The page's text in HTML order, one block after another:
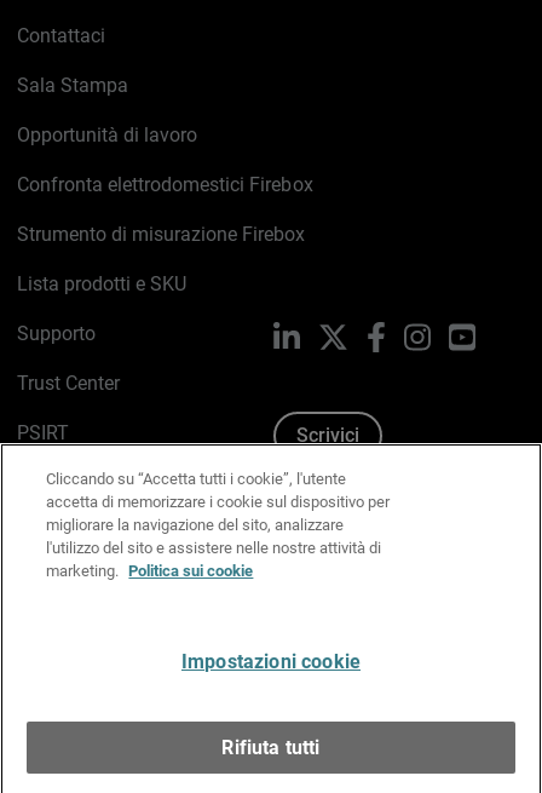
Contattaci
Sala Stampa
Opportunità di lavoro
Confronta elettrodomestici Firebox
Strumento di misurazione Firebox
Lista prodotti e SKU
Supporto
Trust Center
PSIRT
Politica sui cookie
Informativa sulla privacy
Kit Media & Brand
LinkedIn FacebookInstagram
Scrivici
Cliccando su “Accetta tutti i cookie”, l'utente
accetta di memorizzare i cookie sul dispositivo per
migliorare la navigazione del sito, analizzare
l'utilizzo del sito e assistere nelle nostre attività di
marketing. Politica sui cookie
Impostazioni cookie
Rifiuta tutti